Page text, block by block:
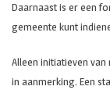
Daarnaast is er een
gemeente kunt
Alleen initiatieven
in aanmerking. Een